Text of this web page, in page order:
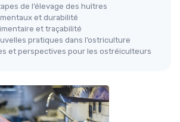
de l’élevage des huîtres
et durabilité
et traçabilité
pratiques dans l’ostriculture
et perspectives pour les ostréiculteurs